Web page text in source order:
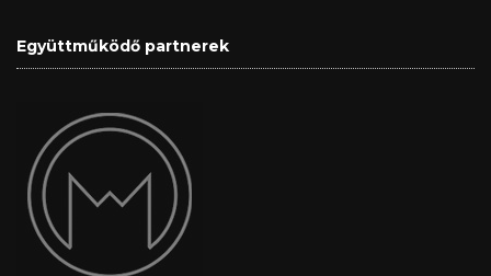
Együttműködő partnerek